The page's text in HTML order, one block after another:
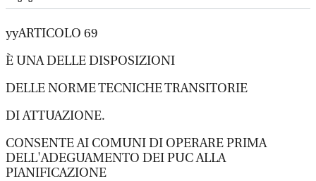
yyARTICOLO 69
È UNA DELLE DISPOSIZIONI
DELLE NORME TECNICHE TRANSITORIE
DI ATTUAZIONE.
CONSENTE AI COMUNI DI OPERARE PRIMA
DELL'ADEGUAMENTO DEI PUC ALLA
PIANIFICAZIONE